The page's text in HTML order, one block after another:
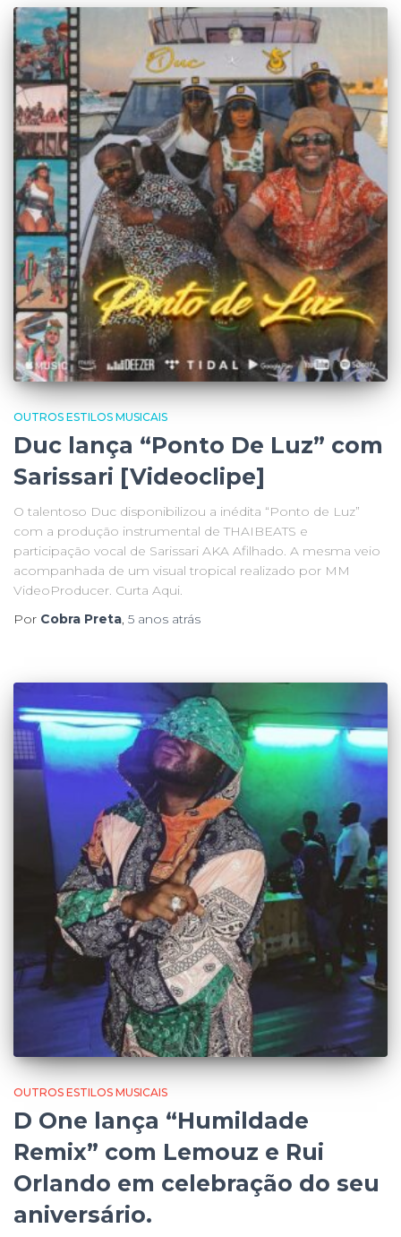
OUTROS ESTILOS MUSICAIS
Duc lança “Ponto De Luz” com
Sarissari [Videoclipe]
O talentoso Duc disponibilizou a inédita “Ponto de Luz”
com a produção instrumental de THAIBEATS e
participação vocal de Sarissari AKA Afilhado. A mesma veio
acompanhada de um visual tropical realizado por MM
VideoProducer. Curta Aqui.
Por Cobra Preta, 5 anos atrás
OUTROS ESTILOS MUSICAIS
D One lança “Humildade
Remix” com Lemouz e Rui
Orlando em celebração do seu
aniversário.